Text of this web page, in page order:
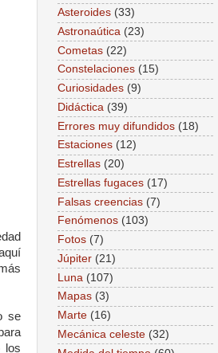
se
los
Asteroides (33)
Astronaútica (23)
Cometas (22)
Constelaciones (15)
Curiosidades (9)
Didáctica (39)
Errores muy difundidos (18)
Estaciones (12)
Estrellas (20)
Estrellas fugaces (17)
Falsas creencias (7)
Fenómenos (103)
Fotos (7)
Júpiter (21)
Luna (107)
Mapas (3)
Marte (16)
Mecánica celeste (32)